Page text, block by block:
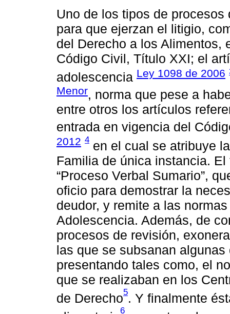
Uno de los tipos de
para que ejerzan el litigio,
del Derecho a los Alimentos,
Código Civil, Título XXI; el
adolescencia Ley 1098 de 2006
Menor, norma que pese a
entre otros los artículos
entrada en vigencia del
2012 4 en el cual se atribuye
Familia de única instancia.
“Proceso Verbal Sumario”,
oficio para demostrar la
deudor, y remite a las
Adolescencia. Además, de
procesos de revisión,
las que se subsanan
presentando tales como, el
que se realizaban en los
de Derecho5. Y finalmente
6